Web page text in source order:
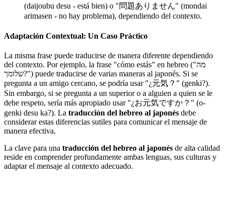
(daijoubu desu - está bien) o "問題ありません" (mondai
arimasen - no hay problema), dependiendo del contexto.
Adaptación Contextual: Un Caso Práctico
La misma frase puede traducirse de manera diferente dependiendo
del contexto. Por ejemplo, la frase "cómo estás" en hebreo ("מה
שלומך?") puede traducirse de varias maneras al japonés. Si se
pregunta a un amigo cercano, se podría usar "¿元気？" (genki?).
Sin embargo, si se pregunta a un superior o a alguien a quien se le
debe respeto, sería más apropiado usar "¿お元気ですか？" (o-
genki desu ka?). La traducción del hebreo al japonés debe
considerar estas diferencias sutiles para comunicar el mensaje de
manera efectiva.
La clave para una traducción del hebreo al japonés de alta calidad
reside en comprender profundamente ambas lenguas, sus culturas y
adaptar el mensaje al contexto adecuado.